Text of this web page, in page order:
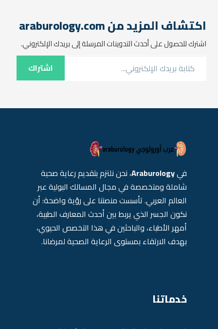
بعض…
اكتشاف المزيد من araburology.com
اشترك للحصول على أحدث التدوينات المرسلة إلى بريدك الإلكتروني.
اشتراك
فيAraburology، نحن نلتزم بتقديم رعاية صحية
شاملة ومتخصصة في مجال المسالك البولية عبر
العالم العربي. تأسست منصتنا على رؤية واضحة: أن
نكون الجسر الذي يربط بين أحدث المعارف الطبية،
أمهر الأطباء، والباحثين في هذا التخصص الحيوي،
بهدف الارتقاء بمستوى الرعاية الصحية لمرضانا.
خدماتنا